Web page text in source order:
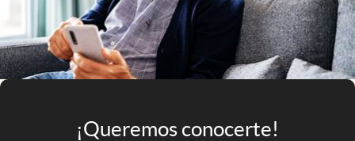
El Cronista Studio
Mediakit
abre en nueva pestaña
¡Queremos conocerte!